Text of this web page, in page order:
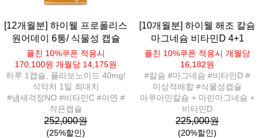
[12개월분] 하이웰 프로폴리스
원어데이 6통/ 식물성 캡슐
플친 10%쿠폰 적용시
170,100원 개월당 14,175원
하루 1캡슐, 플라보노이드 40mg!
식약처 1일 최대치
#냄새걱정NO #비타민C #아연 #
작은캡슐
252,000원
(25%할인)
[10개월분] 하이웰 해조 칼슘
마그네슘 비타민D 4+1
플친 10%쿠폰 적용시 개월당
16,182원
#칼슘 #마그네슘 #비타민D #
이상적배합 #식물성캡슐
아쿠아민칼슘 + 마린마그네슘 +
비타민D
225,000원
(20%할인)